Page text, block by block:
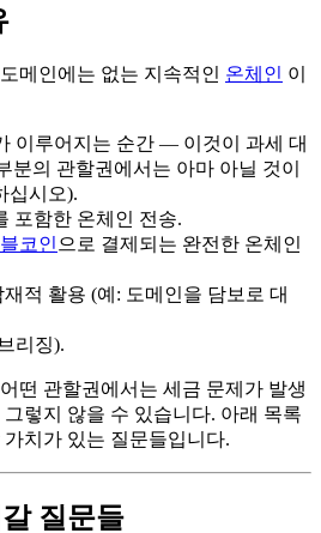
메인에는 없는 지속적인 온체인 이
이루어지는 순간 — 이것이 과세 대
분의 관할권에서는 아마 아닐 것이
십시오).
포함한 온체인 전송.
코인으로 결제되는 완전한 온체인
적 활용 (예: 도메인을 담보로 대
리징).
떤 관할권에서는 세금 문제가 발생
렇지 않을 수 있습니다. 아래 목록
치가 있는 질문들입니다.
질문들